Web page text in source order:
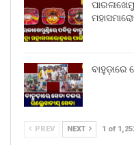
ବାହୁଡ଼ାରେ
PREV NEXT 1 of